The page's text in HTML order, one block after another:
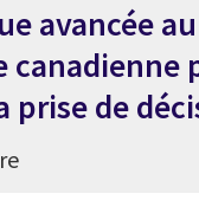
avancée
canadienne
prise de